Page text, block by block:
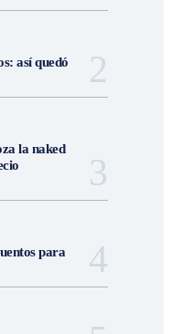
así quedó
la naked
para